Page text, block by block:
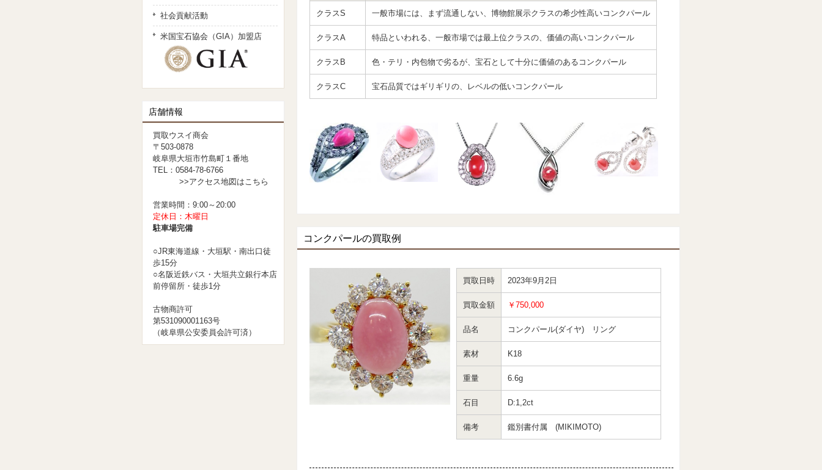
クラスS 一般市場には、まず流通しない、博物館展示クラスの希少性高いコンクパール
クラスA 特品といわれる、一般市場では最上位クラスの、価値の高いコンクパール
クラスB 色・テリ・内包物で劣るが、宝石として十分に価値のあるコンクパール
クラスC 宝石品質ではギリギリの、レベルの低いコンクパール
コンクパールの買取例
買取日時 2023年9月2日
買取金額 ￥750,000
品名 コンクパール(ダイヤ) リング
素材 K18
重量 6.6g
石目 D:1,2ct
備考 鑑別書付属 (MIKIMOTO)
社会貢献活動
米国宝石協会（GIA）加盟店
店舗情報
買取ウスイ商会
〒503-0878
岐阜県大垣市竹島町１番地
TEL：0584-78-6766
>>アクセス地図はこちら
営業時間：9:00～20:00
定休日：木曜日
駐車場完備
○JR東海道線・大垣駅・南出口徒
歩15分
○名阪近鉄バス・大垣共立銀行本店
前停留所・徒歩1分
古物商許可
第531090001163号
（岐阜県公安委員会許可済）